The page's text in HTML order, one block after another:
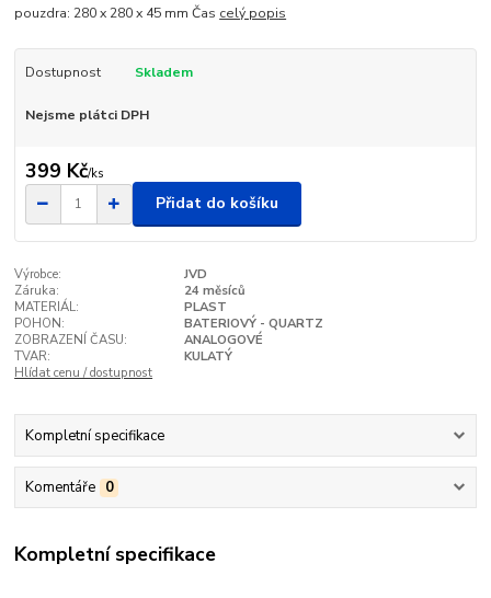
pouzdra: 280 x 280 x 45 mm Čas celý popis
Dostupnost Skladem
Nejsme plátci DPH
399 Kč/ks
Přidat do košíku
Výrobce:
JVD
Záruka:
24 měsíců
MATERIÁL:
PLAST
POHON:
BATERIOVÝ - QUARTZ
ZOBRAZENÍ ČASU:
ANALOGOVÉ
TVAR:
KULATÝ
Hlídat cenu / dostupnost
Kompletní specifikace
Komentáře 0
Kompletní specifikace